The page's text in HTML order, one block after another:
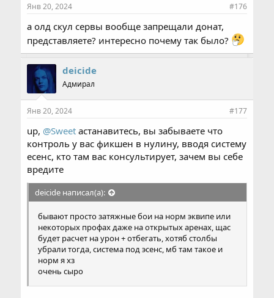
Янв 20, 2024 #176
а олд скул сервы вообще запрещали донат,
представляете? интересно почему так было?
deicide
Адмирал
Янв 20, 2024 #177
up, @Sweetастанавитесь, вы забываете что
контроль у вас фикшен в нулину, вводя систему
есенс, кто там вас консультирует, зачем вы себе
вредите
deicide написал(а):
бывают просто затяжные бои на норм эквипе или
некоторых профах даже на открытых аренах, щас
будет расчет на урон + отбегать, хотяб столбы
убрали тогда, система под эсенс, мб там такое и
норм я хз
очень сыро